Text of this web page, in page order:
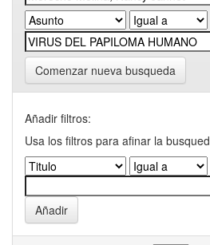
Comenzar nueva busqueda
Añadir filtros:
Usa los filtros para afinar la